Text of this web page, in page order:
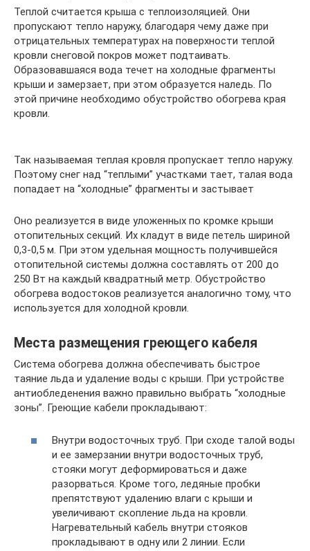
Теплой считается крыша с теплоизоляцией. Они
пропускают тепло наружу, благодаря чему даже при
отрицательных температурах на поверхности теплой
кровли снеговой покров может подтаивать.
Образовавшаяся вода течет на холодные фрагменты
крыши и замерзает, при этом образуется наледь. По
этой причине необходимо обустройство обогрева края
кровли.
Так называемая теплая кровля пропускает тепло наружу.
Поэтому снег над “теплыми” участками тает, талая вода
попадает на “холодные” фрагменты и застывает
Оно реализуется в виде уложенных по кромке крыши
отопительных секций. Их кладут в виде петель шириной
0,3-0,5 м. При этом удельная мощность получившейся
отопительной системы должна составлять от 200 до
250 Вт на каждый квадратный метр. Обустройство
обогрева водостоков реализуется аналогично тому, что
используется для холодной кровли.
Места размещения греющего кабеля
Система обогрева должна обеспечивать быстрое
таяние льда и удаление воды с крыши. При устройстве
антиобледенения важно правильно выбрать “холодные
зоны”. Греющие кабели прокладывают:
Внутри водосточных труб. При сходе талой воды
и ее замерзании внутри водосточных труб,
стояки могут деформироваться и даже
разорваться. Кроме того, ледяные пробки
препятствуют удалению влаги с крыши и
увеличивают скопление льда на кровли.
Нагревательный кабель внутри стояков
прокладывают в одну или 2 линии. Если